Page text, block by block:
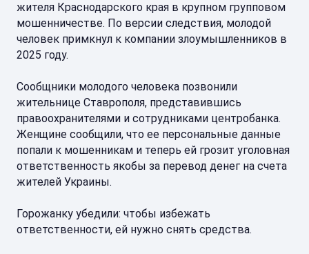
жителя Краснодарского края в крупном групповом
мошенничестве. По версии следствия, молодой
человек примкнул к компании злоумышленников в
2025 году.
Сообщники молодого человека позвонили
жительнице Ставрополя, представившись
правоохранителями и сотрудниками центробанка.
Женщине сообщили, что ее персональные данные
попали к мошенникам и теперь ей грозит уголовная
ответственность якобы за перевод денег на счета
жителей Украины.
Горожанку убедили: чтобы избежать
ответственности, ей нужно снять средства.